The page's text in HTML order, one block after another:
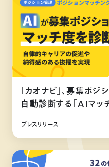
「カオナビ」、募集ポ
自動診断する「AIマッ
プレスリリース